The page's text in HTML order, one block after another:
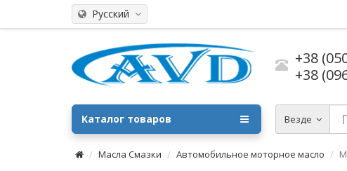
Русский
+38
+38
Везде
Каталог товаров
Масла Смазки Автомобильное моторное масло